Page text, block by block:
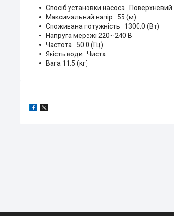
Спосіб установки насоса Поверхневий
Максимальний напір 55 (м)
Споживана потужність 1300.0 (Вт)
Напруга мережі 220~240 В
Частота 50.0 (Гц)
Якість води Чиста
Вага 11.5 (кг)